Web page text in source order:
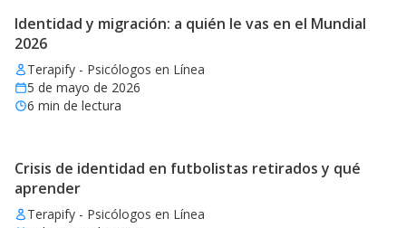
Identidad y migración: a quién le vas en el Mundial
2026
Terapify - Psicólogos en Línea
5 de mayo de 2026
6 min de lectura
Crisis de identidad en futbolistas retirados y qué
aprender
Terapify - Psicólogos en Línea